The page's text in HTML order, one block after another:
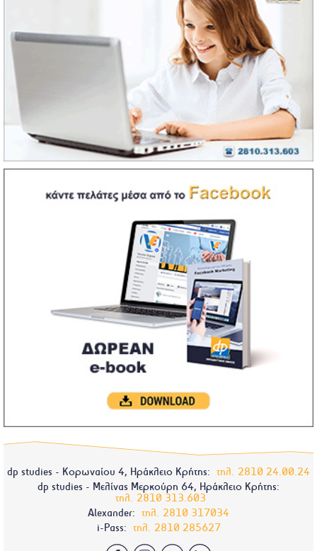
dp studies - Κορωναίου 4, Ηράκλειο Κρήτης: τηλ. 2810 24.00.24
dp studies - Μελίνας Μερκούρη 64, Ηράκλειο Κρήτης:
τηλ. 2810 313.603
Alexander: τηλ. 2810 317034
i-Pass: τηλ. 2810 285627